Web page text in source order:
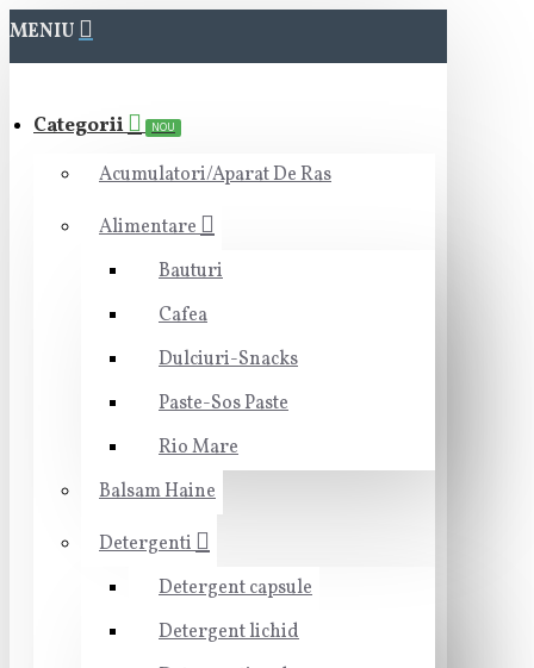
MENIU
Categorii NOU
Acumulatori/Aparat De Ras
Alimentare
Bauturi
Cafea
Dulciuri-Snacks
Paste-Sos Paste
Rio Mare
Balsam Haine
Detergenti
Detergent capsule
Detergent lichid